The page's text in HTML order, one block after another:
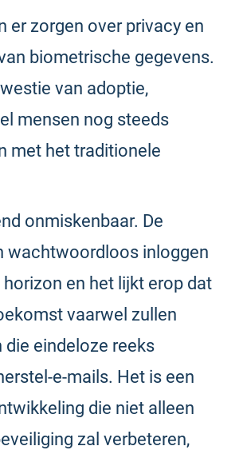
er zorgen over privacy en
biometrische gegevens.
van adoptie,
mensen nog steeds
met het traditionele
onmiskenbaar. De
wachtwoordloos inloggen
en het lijkt erop dat
vaarwel zullen
die eindeloze reeks
e-mails. Het is een
die niet alleen
zal verbeteren,